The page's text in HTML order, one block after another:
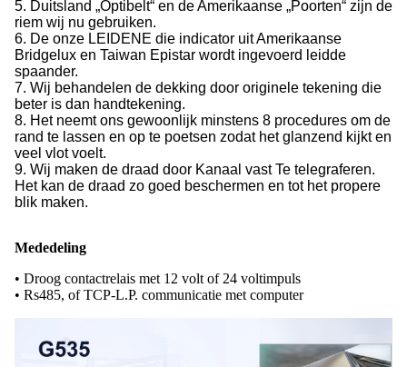
5. Duitsland „Optibelt“ en de Amerikaanse „Poorten“ zijn de
riem wij nu gebruiken.
6. De onze LEIDENE die indicator uit Amerikaanse
Bridgelux en Taiwan Epistar wordt ingevoerd leidde
spaander.
7. Wij behandelen de dekking door originele tekening die
beter is dan handtekening.
8. Het neemt ons gewoonlijk minstens 8 procedures om de
rand te lassen en op te poetsen zodat het glanzend kijkt en
veel vlot voelt.
9. Wij maken de draad door Kanaal vast Te telegraferen.
Het kan de draad zo goed beschermen en tot het propere
blik maken.
Mededeling
• Droog contactrelais met 12 volt of 24 voltimpuls
• Rs485, of TCP-L.P. communicatie met computer